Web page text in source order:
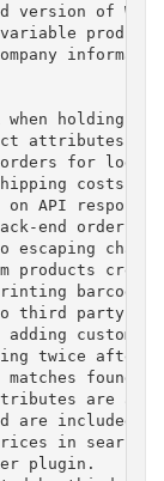
version of WC
variable
holding
attributes
for logged
costs
on API
end order
escaping
products
barcode
third party
custom
twice after
found.
are
are included
in search
plugin.